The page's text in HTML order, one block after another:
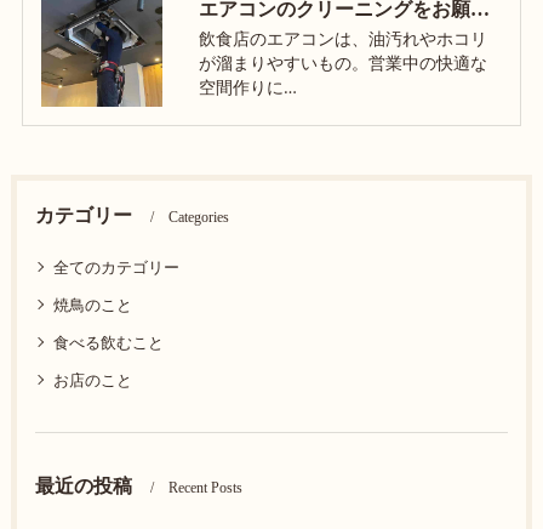
エアコンのクリーニングをお願いしました！
飲食店のエアコンは、油汚れやホコリ
が溜まりやすいもの。営業中の快適な
空間作りに…
カテゴリー Categories
全てのカテゴリー
焼鳥のこと
食べる飲むこと
お店のこと
最近の投稿 Recent Posts